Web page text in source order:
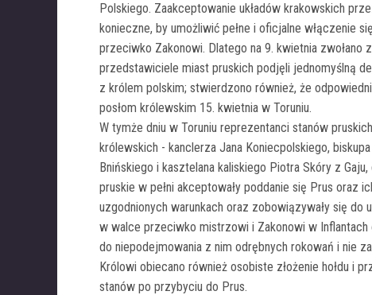
Polskiego. Zaakceptowanie układów krakowskich
konieczne, by umożliwić pełne i oficjalne włączenie
przeciwko Zakonowi. Dlatego na 9. kwietnia zwołano
przedstawiciele miast pruskich podjęli jednomyślną
z królem polskim; stwierdzono również, że
posłom królewskim 15. kwietnia w Toruniu.
W tymże dniu w Toruniu reprezentanci stanów
królewskich - kanclerza Jana Koniecpolskiego,
Bnińskiego i kasztelana kaliskiego Piotra Skóry z
pruskie w pełni akceptowały poddanie się Prus oraz
uzgodnionych warunkach oraz zobowiązywały się do
w walce przeciwko mistrzowi i Zakonowi w Inflantach
do niepodejmowania z nim odrębnych rokowań i nie
Królowi obiecano również osobiste złożenie hołdu i
stanów po przybyciu do Prus.